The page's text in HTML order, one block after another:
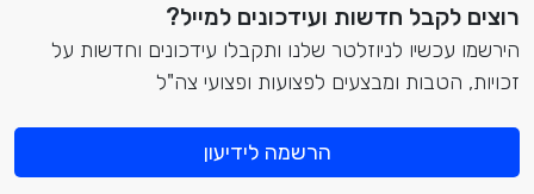
רוצים לקבל חדשות ועידכונים למייל?
הירשמו עכשיו לניוזלטר שלנו ותקבלו עידכונים וחדשות על
זכויות, הטבות ומבצעים לפצועות ופצועי צה"ל
הרשמה לידיעון